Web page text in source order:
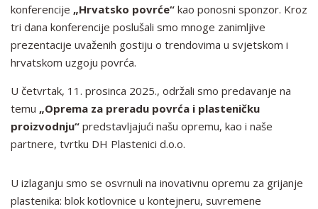
konferencije „Hrvatsko povrće“ kao ponosni sponzor. Kroz
tri dana konferencije poslušali smo mnoge zanimljive
prezentacije uvaženih gostiju o trendovima u svjetskom i
hrvatskom uzgoju povrća.
U četvrtak, 11. prosinca 2025., održali smo predavanje na
temu „Oprema za preradu povrća i plasteničku
proizvodnju“ predstavljajući našu opremu, kao i naše
partnere, tvrtku DH Plastenici d.o.o.
U izlaganju smo se osvrnuli na inovativnu opremu za grijanje
plastenika: blok kotlovnice u kontejneru, suvremene